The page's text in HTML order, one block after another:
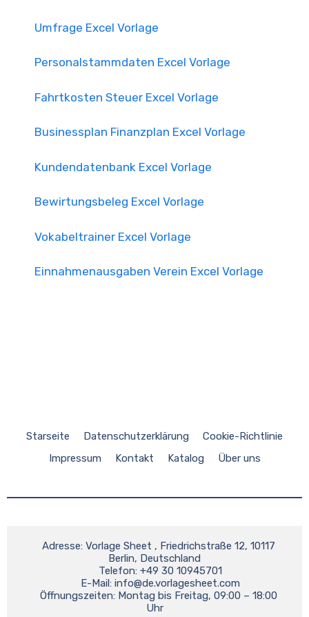
Umfrage Excel Vorlage
Personalstammdaten Excel Vorlage
Fahrtkosten Steuer Excel Vorlage
Businessplan Finanzplan Excel Vorlage
Kundendatenbank Excel Vorlage
Bewirtungsbeleg Excel Vorlage
Vokabeltrainer Excel Vorlage
Einnahmenausgaben Verein Excel Vorlage
Starseite Datenschutzerklärung
Cookie-Richtlinie
Impressum
Kontakt Katalog Über uns
Berlin, Deutschland
    E-Mail:
info@de.vorlagesheet.com
Uhr